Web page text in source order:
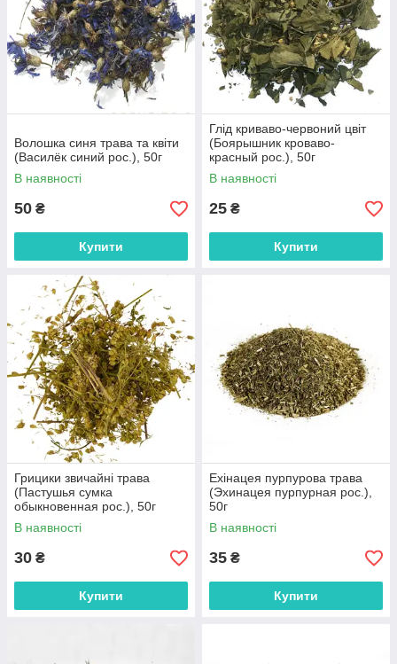
Волошка синя трава та квіти
(Василёк синий рос.), 50г
В наявності
50 ₴
Купити
Глід криваво-червоний цвіт
(Боярышник кроваво-
красный рос.), 50г
В наявності
25 ₴
Купити
Грицики звичайні трава
(Пастушья сумка
обыкновенная рос.), 50г
В наявності
30 ₴
Купити
Ехінацея пурпурова трава
(Эхинацея пурпурная рос.),
50г
В наявності
35 ₴
Купити